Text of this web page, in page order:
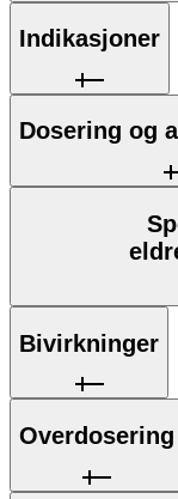
Indikasjoner
Dosering og
Bivirkninger
Overdosering